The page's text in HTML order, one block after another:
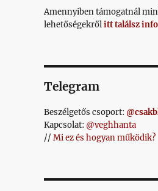
Amennyiben támogatnál
lehetőségekrőlitt találsz
Telegram
Beszélgetős csoport:
Kapcsolat: @veghhanta
// Mi ez és hogyan működik?